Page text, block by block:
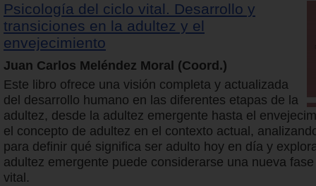
Psicología del ciclo vital. Desarrollo y
transiciones en la adultez y el
envejecimiento
Juan Carlos Meléndez Moral (Coord.)
Este libro ofrece una visión completa y actualizada
del desarrollo humano en las diferentes etapas de la
adultez, desde la adultez emergente hasta el
el concepto de adultez en el contexto actual,
para definir qué significa ser adulto hoy en día y
adultez emergente puede considerarse una nueva
vital.